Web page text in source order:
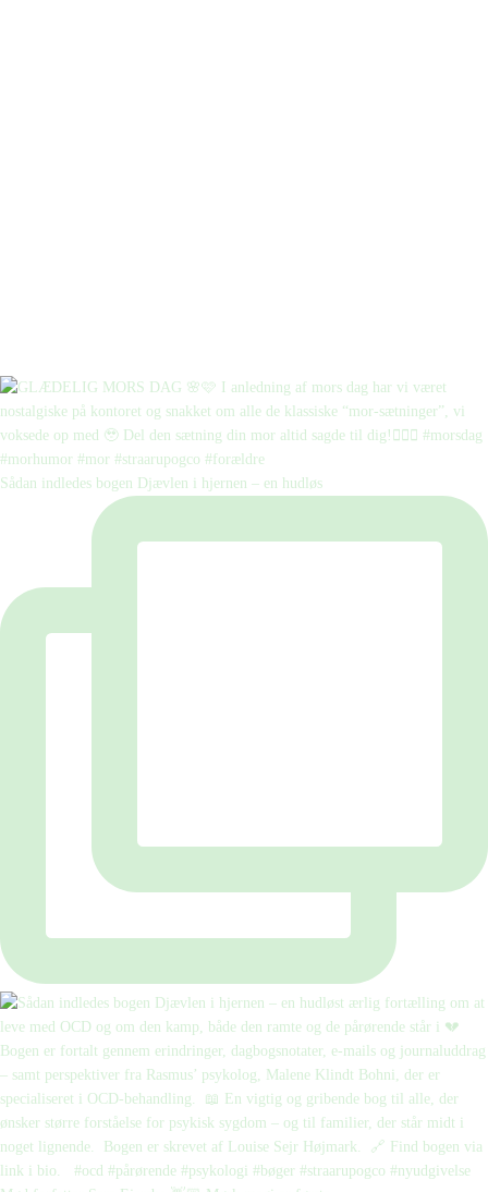
Sådan indledes bogen Djævlen i hjernen – en hudløs